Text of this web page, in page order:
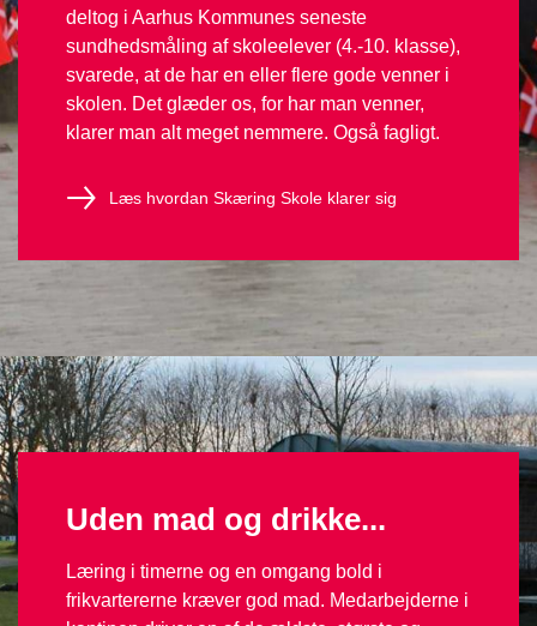
deltog i Aarhus Kommunes seneste
sundhedsmåling af skoleelever (4.-10. klasse),
svarede, at de har en eller flere gode venner i
skolen. Det glæder os, for har man venner,
klarer man alt meget nemmere. Også fagligt.
Læs hvordan Skæring Skole klarer sig
Uden mad og drikke...
Læring i timerne og en omgang bold i
frikvartererne kræver god mad. Medarbejderne i